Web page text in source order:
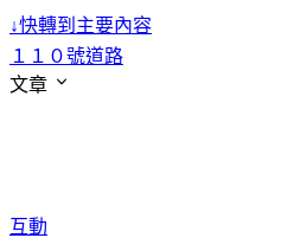
↓快轉到主要內容
１１０號道路
文章
互動